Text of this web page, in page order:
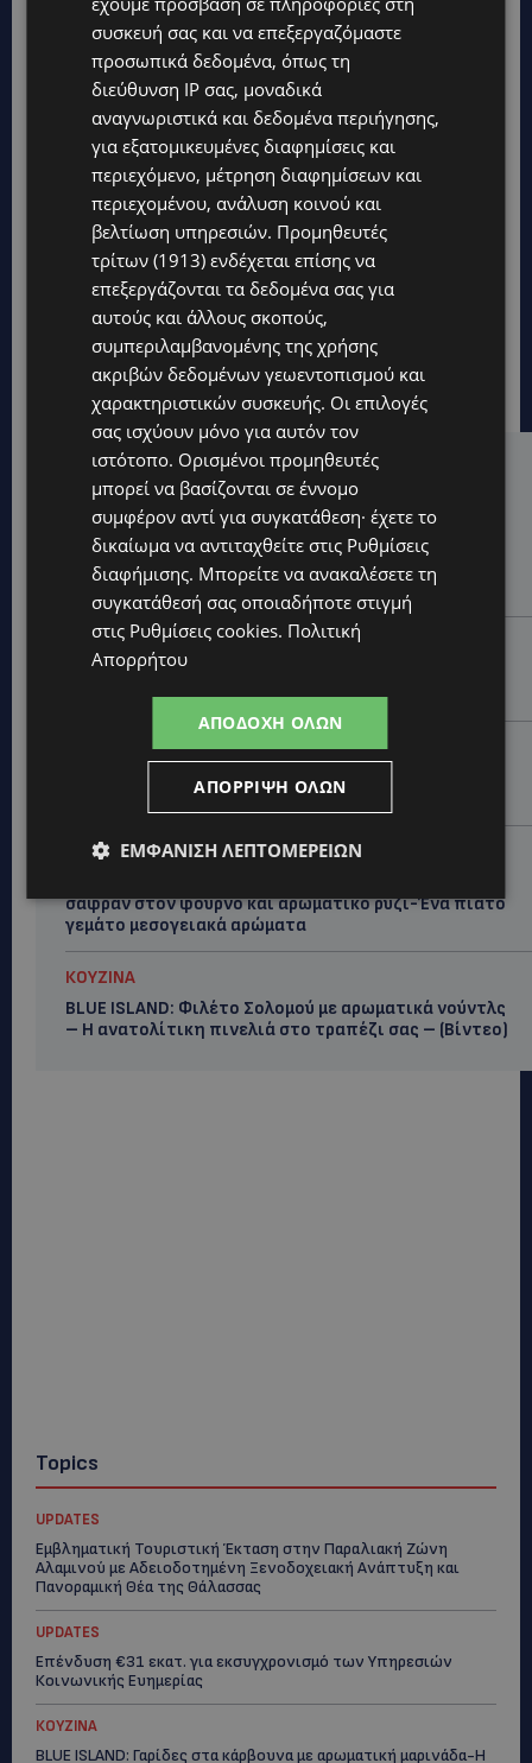
Hot this week
UPDATES
Εμβληματική Τουριστική Έκταση στην Παραλιακή
Ζώνη Αλαμινού με Αδειοδοτημένη Ξενοδοχειακή
Ανάπτυξη και Πανοραμική Θέα της Θάλασσας
UPDATES
Επένδυση €31 εκατ. για εκσυγχρονισμό των
Υπηρεσιών Κοινωνικής Ευημερίας
BLUE ISLAND: Γαρίδες στα κάρβουνα με αρωματική
μαρινάδα-Η συνταγή του σεφ Νοέλ-(Βίντεο)
VIBE NEWS
σαφράν στον φούρνο και αρωματικό ρύζι-Ένα πιάτο
γεμάτο μεσογειακά αρώματα
ΚΟΥΖΙΝΑ
BLUE ISLAND: Φιλέτο Σολομού με αρωματικά νούντλς
– Η ανατολίτικη πινελιά στο τραπέζι σας – (Βίντεο)
Topics
UPDATES
Εμβληματική Τουριστική Έκταση στην Παραλιακή Ζώνη
Αλαμινού με Αδειοδοτημένη Ξενοδοχειακή Ανάπτυξη και
Πανοραμική Θέα της Θάλασσας
UPDATES
Επένδυση €31 εκατ. για εκσυγχρονισμό των Υπηρεσιών
Κοινωνικής Ευημερίας
ΚΟΥΖΙΝΑ
BLUE ISLAND: Γαρίδες στα κάρβουνα με αρωματική μαρινάδα-Η
συσκευή σας και να επεξεργαζόμαστε
προσωπικά δεδομένα, όπως τη
διεύθυνση IP σας, μοναδικά
αναγνωριστικά και δεδομένα περιήγησης,
για εξατομικευμένες διαφημίσεις και
περιεχόμενο, μέτρηση διαφημίσεων και
περιεχομένου, ανάλυση κοινού και
βελτίωση υπηρεσιών. Προμηθευτές
τρίτων (1913) ενδέχεται επίσης να
επεξεργάζονται τα δεδομένα σας για
αυτούς και άλλους σκοπούς,
συμπεριλαμβανομένης της χρήσης
ακριβών δεδομένων γεωεντοπισμού και
χαρακτηριστικών συσκευής. Οι επιλογές
σας ισχύουν μόνο για αυτόν τον
ιστότοπο. Ορισμένοι προμηθευτές
μπορεί να βασίζονται σε έννομο
συμφέρον αντί για συγκατάθεση· έχετε το
δικαίωμα να αντιταχθείτε στις Ρυθμίσεις
διαφήμισης. Μπορείτε να ανακαλέσετε τη
συγκατάθεσή σας οποιαδήποτε στιγμή
στις Ρυθμίσεις cookies. Πολιτική
Απορρήτου
ΑΠΟΔΟΧΉ ΌΛΩΝ
ΑΠΌΡΡΙΨΗ ΌΛΩΝ
ΕΜΦΆΝΙΣΗ ΛΕΠΤΟΜΕΡΕΙΏΝ